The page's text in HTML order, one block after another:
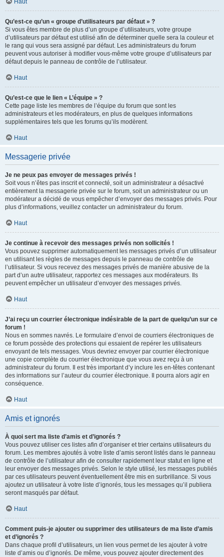
Haut
Qu’est-ce qu’un « groupe d’utilisateurs par défaut » ?
Si vous êtes membre de plus d’un groupe d’utilisateurs, votre groupe
d’utilisateurs par défaut est utilisé afin de déterminer quelle sera la couleur et
le rang qui vous sera assigné par défaut. Les administrateurs du forum
peuvent vous autoriser à modifier vous-même votre groupe d’utilisateurs par
défaut depuis le panneau de contrôle de l’utilisateur.
Haut
Qu’est-ce que le lien « L’équipe » ?
Cette page liste les membres de l’équipe du forum que sont les
administrateurs et les modérateurs, en plus de quelques informations
supplémentaires tels que les forums qu’ils modèrent.
Haut
Messagerie privée
Je ne peux pas envoyer de messages privés !
Soit vous n’êtes pas inscrit et connecté, soit un administrateur a désactivé
entièrement la messagerie privée sur le forum, soit un administrateur ou un
modérateur a décidé de vous empêcher d’envoyer des messages privés. Pour
plus d’informations, veuillez contacter un administrateur du forum.
Haut
Je continue à recevoir des messages privés non sollicités !
Vous pouvez supprimer automatiquement les messages privés d’un utilisateur
en utilisant les règles de messages depuis le panneau de contrôle de
l’utilisateur. Si vous recevez des messages privés de manière abusive de la
part d’un autre utilisateur, rapportez ces messages aux modérateurs. Ils
peuvent empêcher un utilisateur d’envoyer des messages privés.
Haut
J’ai reçu un courrier électronique indésirable de la part de quelqu’un sur ce
forum !
Nous en sommes navrés. Le formulaire d’envoi de courriers électroniques de
ce forum possède des protections qui essaient de repérer les utilisateurs
envoyant de tels messages. Vous devriez envoyer par courrier électronique
une copie complète du courrier électronique que vous avez reçu à un
administrateur du forum. Il est très important d’y inclure les en-têtes contenant
des informations sur l’auteur du courrier électronique. Il pourra alors agir en
conséquence.
Haut
Amis et ignorés
À quoi sert ma liste d’amis et d’ignorés ?
Vous pouvez utiliser ces listes afin d’organiser et trier certains utilisateurs du
forum. Les membres ajoutés à votre liste d’amis seront listés dans le panneau
de contrôle de l’utilisateur afin de consulter rapidement leur statut en ligne et
leur envoyer des messages privés. Selon le style utilisé, les messages publiés
par ces utilisateurs peuvent éventuellement être mis en surbrillance. Si vous
ajoutez un utilisateur à votre liste d’ignorés, tous les messages qu’il publiera
seront masqués par défaut.
Haut
Comment puis-je ajouter ou supprimer des utilisateurs de ma liste d’amis
et d’ignorés ?
Dans chaque profil d’utilisateurs, un lien vous permet de les ajouter à votre
liste d’amis ou d’ignorés. De même, vous pouvez ajouter directement des